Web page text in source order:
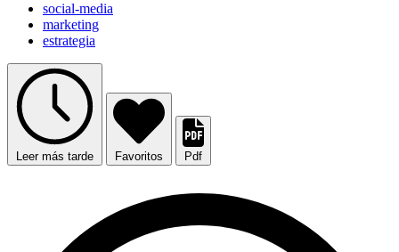
social-media
marketing
estrategia
Leer más tarde Favoritos Pdf